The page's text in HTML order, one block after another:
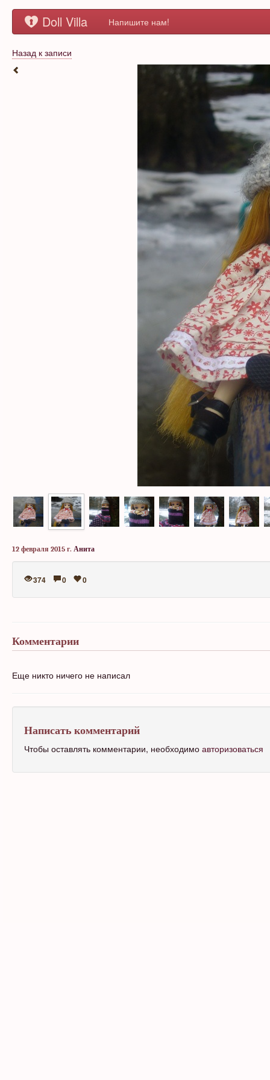
Doll Villa Напишите нам!
Назад к записи
12 февраля 2015 г. Анита
374 0 0
Комментарии
Еще никто ничего не написал
Написать комментарий
Чтобы оставлять комментарии, необходимо авторизоваться